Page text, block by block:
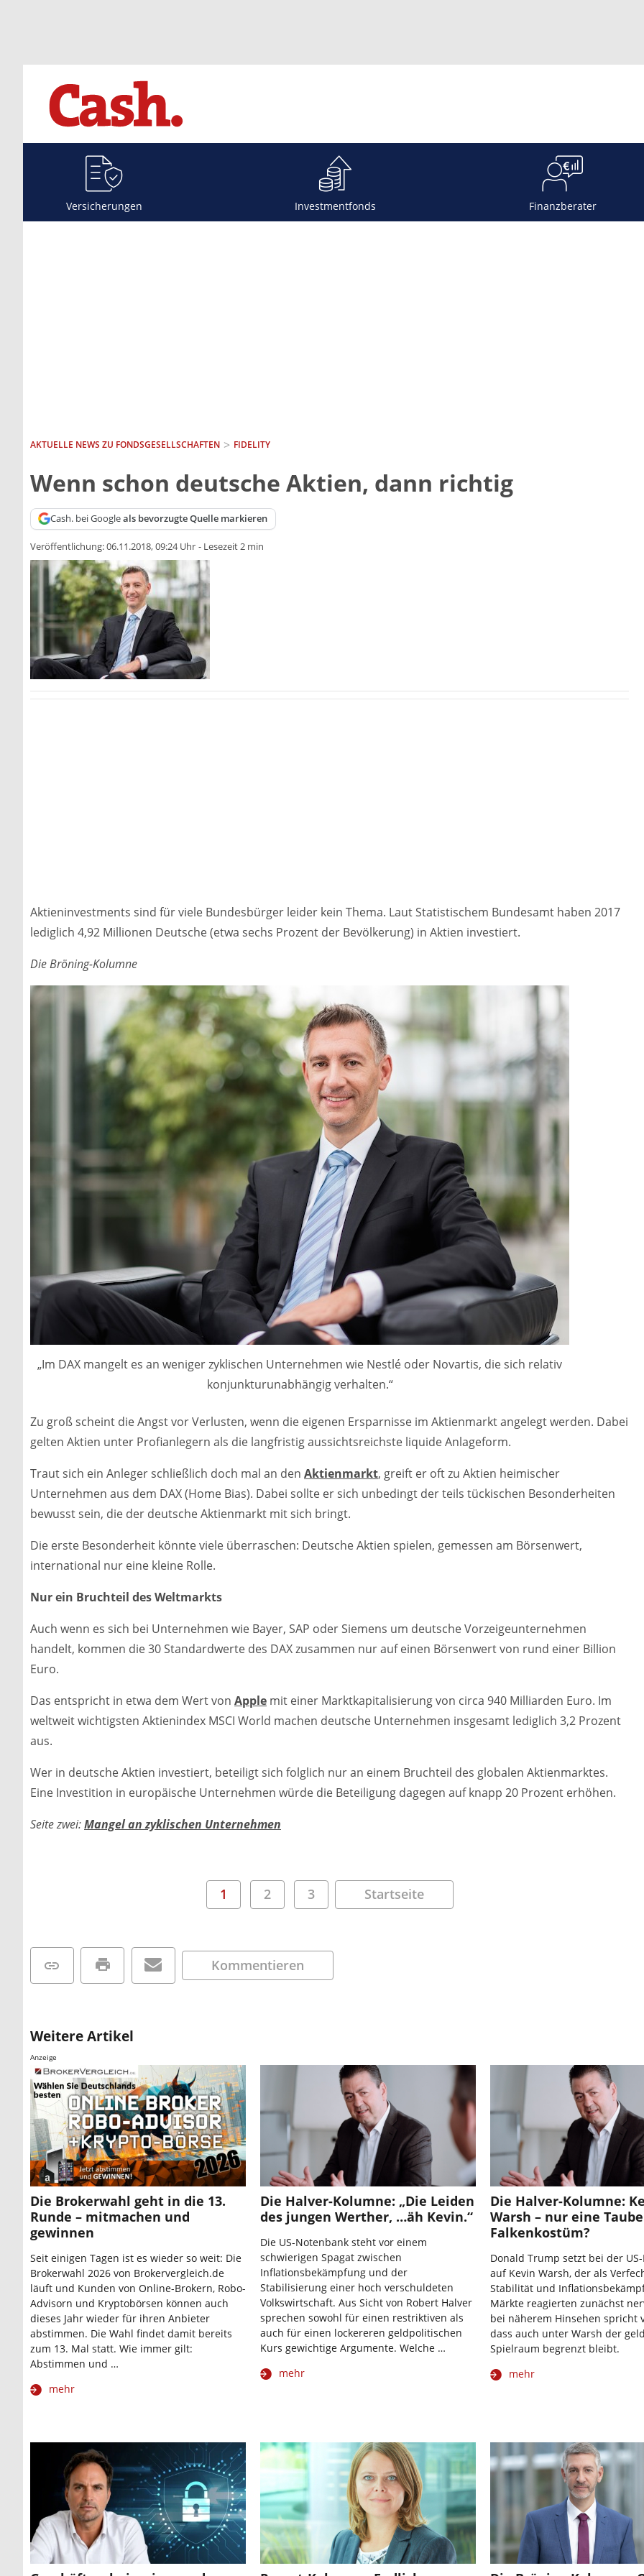
Versicherungen Investmentfonds Finanzberater
AKTUELLE NEWS ZU FONDSGESELLSCHAFTEN FIDELITY
Wenn schon deutsche Aktien, dann richtig
Cash. bei Googleals bevorzugte Quelle markieren
Veröffentlichung:06.11.2018, 09:24 Uhr - Lesezeit 2 min
Aktieninvestments sind für viele Bundesbürger leider kein Thema. Laut Statistischem Bundesamt haben 2017
lediglich 4,92 Millionen Deutsche (etwa sechs Prozent der Bevölkerung) in Aktien investiert.
Die Bröning-Kolumne
„Im DAX mangelt es an weniger zyklischen Unternehmen wie Nestlé oder Novartis, die sich relativ
konjunkturunabhängig verhalten.“
Zu groß scheint die Angst vor Verlusten, wenn die eigenen Ersparnisse im Aktienmarkt angelegt werden. Dabei
gelten Aktien unter Profianlegern als die langfristig aussichtsreichste liquide Anlageform.
Traut sich ein Anleger schließlich doch mal an den Aktienmarkt, greift er oft zu Aktien heimischer
Unternehmen aus dem DAX (Home Bias). Dabei sollte er sich unbedingt der teils tückischen Besonderheiten
bewusst sein, die der deutsche Aktienmarkt mit sich bringt.
Die erste Besonderheit könnte viele überraschen: Deutsche Aktien spielen, gemessen am Börsenwert,
international nur eine kleine Rolle.
Nur ein Bruchteil des Weltmarkts
Auch wenn es sich bei Unternehmen wie Bayer, SAP oder Siemens um deutsche Vorzeigeunternehmen
handelt, kommen die 30 Standardwerte des DAX zusammen nur auf einen Börsenwert von rund einer Billion
Euro.
Das entspricht in etwa dem Wert von Apple mit einer Marktkapitalisierung von circa 940 Milliarden Euro. Im
weltweit wichtigsten Aktienindex MSCI World machen deutsche Unternehmen insgesamt lediglich 3,2 Prozent
aus.
Wer in deutsche Aktien investiert, beteiligt sich folglich nur an einem Bruchteil des globalen Aktienmarktes.
Eine Investition in europäische Unternehmen würde die Beteiligung dagegen auf knapp 20 Prozent erhöhen.
Seite zwei:Mangel an zyklischen Unternehmen
1 2 3 Startseite
Kommentieren
Weitere Artikel
Anzeige
Die Brokerwahl geht in die 13.
Runde – mitmachen und
gewinnen
Seit einigen Tagen ist es wieder so weit: Die
Brokerwahl 2026 von Brokervergleich.de
läuft und Kunden von Online-Brokern, Robo-
Advisorn und Kryptobörsen können auch
dieses Jahr wieder für ihren Anbieter
abstimmen. Die Wahl findet damit bereits
zum 13. Mal statt. Wie immer gilt:
Abstimmen und …
mehr
Die Halver-Kolumne: „Die Leiden
des jungen Werther, …äh Kevin.“
Die US-Notenbank steht vor einem
schwierigen Spagat zwischen
Inflationsbekämpfung und der
Stabilisierung einer hoch verschuldeten
Volkswirtschaft. Aus Sicht von Robert Halver
sprechen sowohl für einen restriktiven als
auch für einen lockereren geldpolitischen
Kurs gewichtige Argumente. Welche …
mehr
Die Halver-Kolumne:
Warsh – nur eine
Falkenkostüm?
Donald Trump setzt bei der
auf Kevin Warsh, der als
Stabilität und
Märkte reagierten zunächst
bei näherem Hinsehen spricht
dass auch unter Warsh der
Spielraum begrenzt bleibt.
mehr